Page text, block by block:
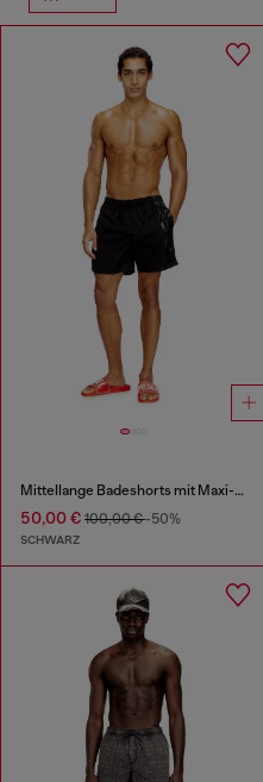
Mittellange Badeshorts mit Maxi-Logo
50,00 € 100,00 €-50%
SCHWARZ